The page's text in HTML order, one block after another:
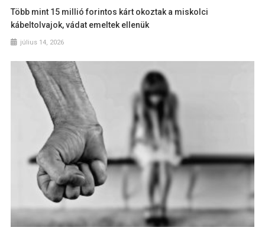
Több mint 15 millió forintos kárt okoztak a miskolci
kábeltolvajok, vádat emeltek ellenük
július 14, 2026